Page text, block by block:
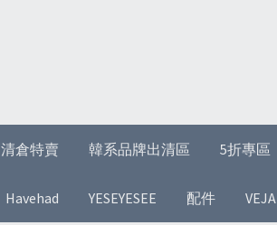
清倉特賣 韓系品牌出清區 5折專區
Havehad YESEYESEE 配件 VEJA